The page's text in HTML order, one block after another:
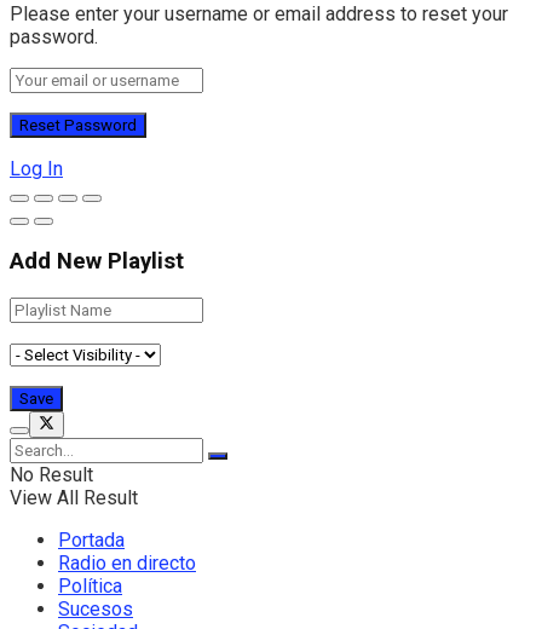
Please enter your username or email address to reset your
password.
Log In
Add New Playlist
No Result
View All Result
Portada
Radio en directo
Política
Sucesos